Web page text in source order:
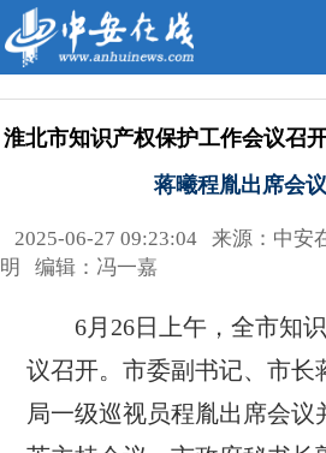
淮北市知识产权保护工作会议召
蒋曦程胤出席会
2025-06-27 09:23:04 来源：中
明 编辑：冯一嘉
6月26日上午，全市知识
议召开。市委副书记、市长
局一级巡视员程胤出席会议